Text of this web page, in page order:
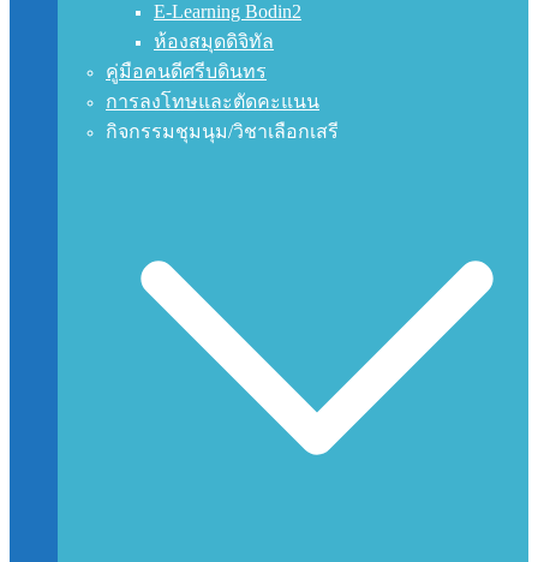
E-Learning Bodin2
ห้องสมุดดิจิทัล
คู่มือคนดีศรีบดินทร
การลงโทษและตัดคะแนน
กิจกรรมชุมนุม/วิชาเลือกเสรี